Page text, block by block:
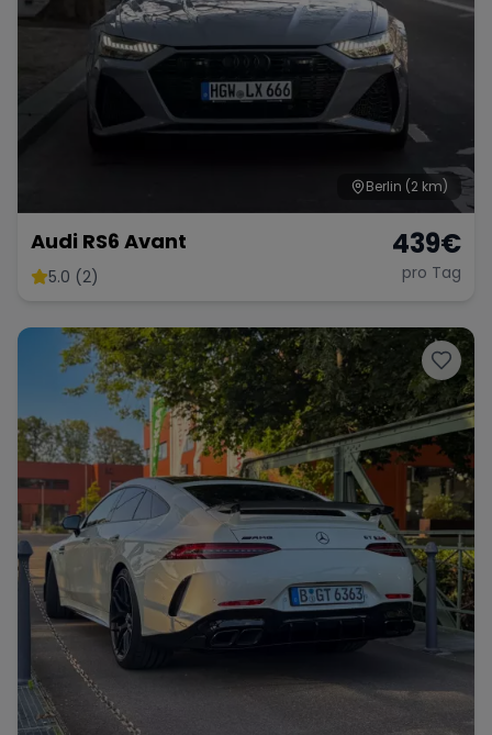
Berlin (2 km)
Audi RS6 Avant
5.0 (2)
439€
pro Tag